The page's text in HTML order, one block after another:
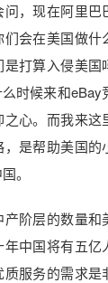
，现在阿里
们会在美国做
是打算入侵美
时候来和eBay
之心。而我来
，是帮助美国
。
阶层的数量
中国将有五亿
服务的需求是